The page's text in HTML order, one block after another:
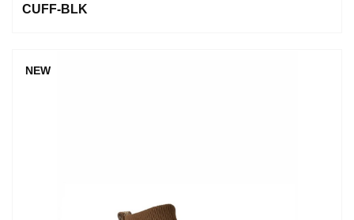
CUFF-BLK
NEW